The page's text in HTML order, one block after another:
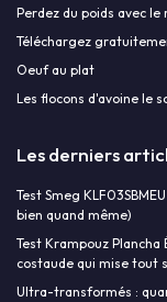
Perdez du poids avec
Téléchargez
Oeuf au plat
Les flocons d'avoine le
Les derniers
Test Smeg
bien quand même)
Test Krampouz Plancha
costaude qui mise tout
Ultra-transformés :